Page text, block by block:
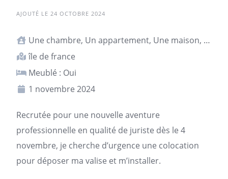
AJOUTÉ LE 24 OCTOBRE 2024
Une chambre, Un appartement, Une maison, Studio ou T1
île de france
Meublé : Oui
1 novembre 2024
Recrutée pour une nouvelle aventure
professionnelle en qualité de juriste dès le 4
novembre, je cherche d’urgence une colocation
pour déposer ma valise et m’installer.